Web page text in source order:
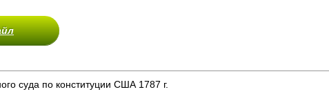
суда по конституции США 1787 г.